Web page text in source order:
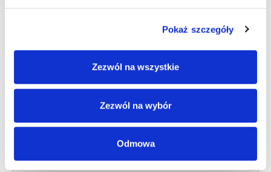
Pokaż szczegóły
Zezwól na wszystkie
Zezwól na wybór
Odmowa
Pamięć RAM
Pamięć Flash
4.3"